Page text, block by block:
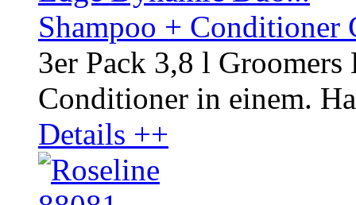
Shampoo + Conditioner
3er Pack 3,8 l
Conditioner in einem.
Details ++